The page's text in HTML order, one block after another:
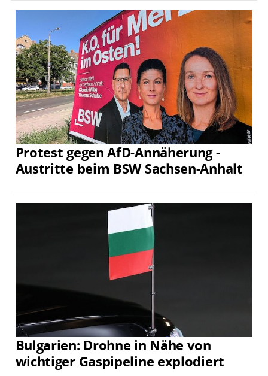
Protest gegen AfD-Annäherung -
Austritte beim BSW Sachsen-Anhalt
Bulgarien: Drohne in Nähe von
wichtiger Gaspipeline explodiert